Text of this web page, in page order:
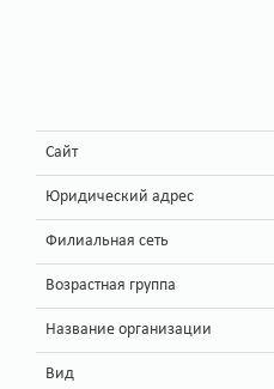
Сайт
Юридический адрес
Филиальная сеть
Возрастная группа
Название организации
Вид